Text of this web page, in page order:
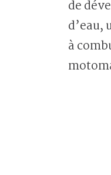
de
d’eau,
à